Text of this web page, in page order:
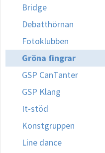
Bridge
Debatthörnan
Fotoklubben
Gröna fingrar
GSP CanTanter
GSP Klang
It-stöd
Konstgruppen
Line dance